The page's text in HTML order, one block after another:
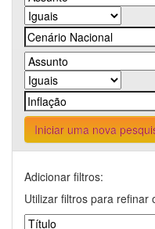
Iniciar uma nova
Adicionar filtros:
Utilizar filtros para refinar